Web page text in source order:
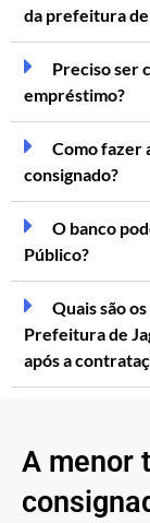
da prefeitura de
Preciso ser
empréstimo?
Como fazer
consignado?
O banco
Público?
Quais são
Prefeitura de
após a
A menor